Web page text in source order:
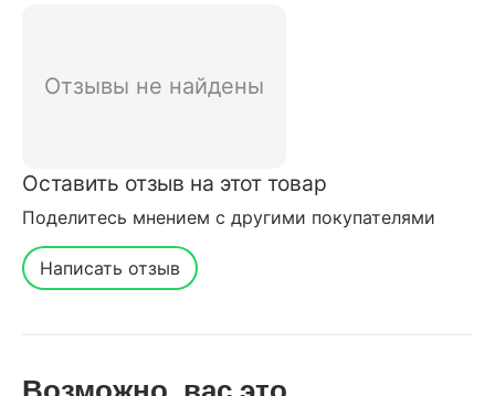
Отзывы не найдены
Оставить отзыв на этот товар
Поделитесь мнением с другими покупателями
Написать отзыв